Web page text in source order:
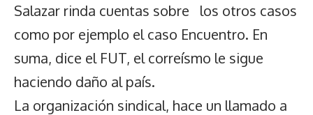
Salazar rinda cuentas sobre los otros casos
como por ejemplo el caso Encuentro. En
suma, dice el FUT, el correísmo le sigue
haciendo daño al país.
La organización sindical, hace un llamado a